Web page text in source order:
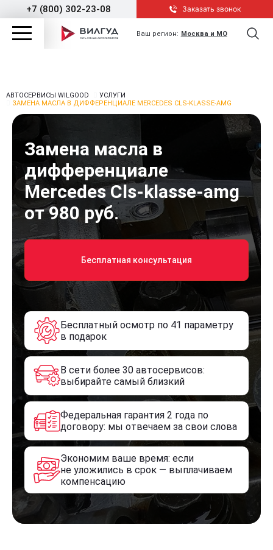
+7 (800) 302-23-08 Заказать звонок
Ваш регион: Москва и МО
АВТОСЕРВИСЫ WILGOOD
УСЛУГИ
ЗАМЕНА МАСЛА В ДИФФЕРЕНЦИАЛЕ MERCEDES CLS-KLASSE-AMG
Замена масла в
дифференциале
Mercedes Cls-klasse-amg
от 980 руб.
Бесплатная консультация
Бесплатный осмотр по 41 параметру
в подарок
В сети более 30 автосервисов:
выбирайте самый близкий
Федеральная гарантия 2 года по
договору: мы отвечаем за свои слова
Экономим ваше время: если
не уложились в срок — выплачиваем
компенсацию